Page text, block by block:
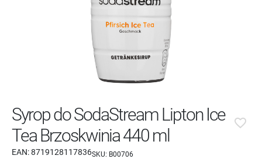
Syrop do SodaStream Lipton Ice
Tea Brzoskwinia 440 ml
EAN:8719128117836SKU: B00706
favorite_border